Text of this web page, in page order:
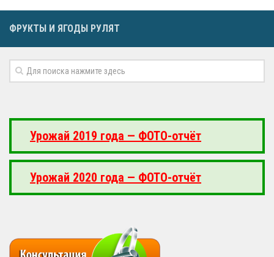
ФРУКТЫ И ЯГОДЫ РУЛЯТ
Урожай 2019 года — ФОТО-отчёт
Урожай 2020 года — ФОТО-отчёт